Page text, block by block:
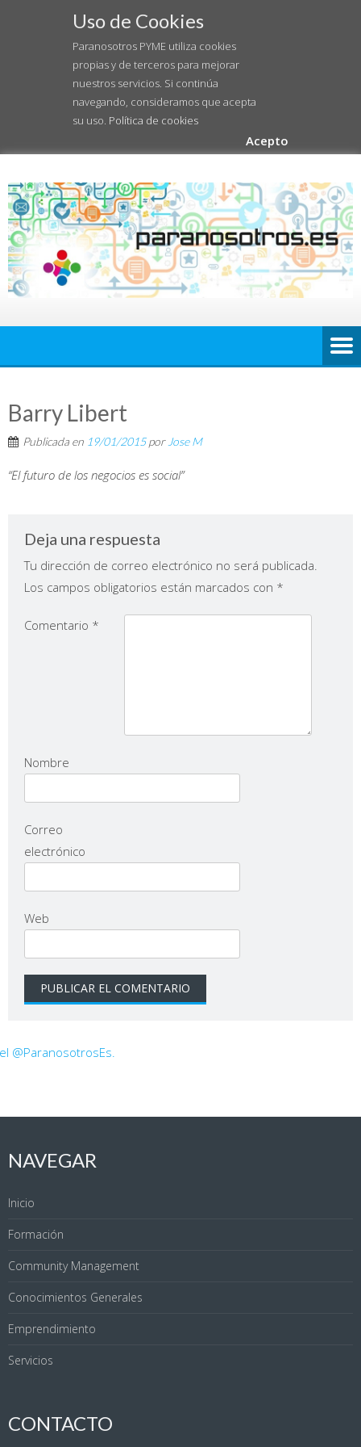
Uso de Cookies
Paranosotros PYME utiliza cookies
propias y de terceros para mejorar
nuestros servicios. Si continúa
navegando, consideramos que acepta
su uso. Política de cookies
Acepto
Barry Libert
Publicada en 19/01/2015por Jose M
“El futuro de los negocios es social”
Deja una respuesta
Tu dirección de correo electrónico no será publicada.
Los campos obligatorios están marcados con *
Comentario *
Nombre
Correo
electrónico
Web
@ParanosotrosEs.
NAVEGAR
Inicio
Formación
Community Management
Conocimientos Generales
Emprendimiento
Servicios
CONTACTO